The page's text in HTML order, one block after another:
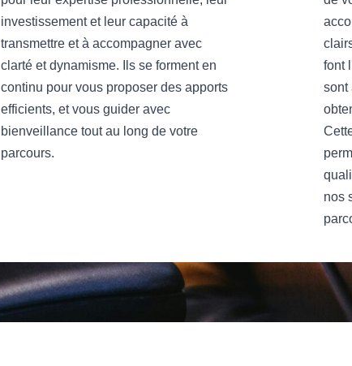
investissement et leur capacité à
transmettre et à accompagner avec
clarté et dynamisme. Ils se forment en
continu pour vous proposer des apports
efficients, et vous guider avec
bienveillance tout au long de votre
parcours.
font
sont
nos